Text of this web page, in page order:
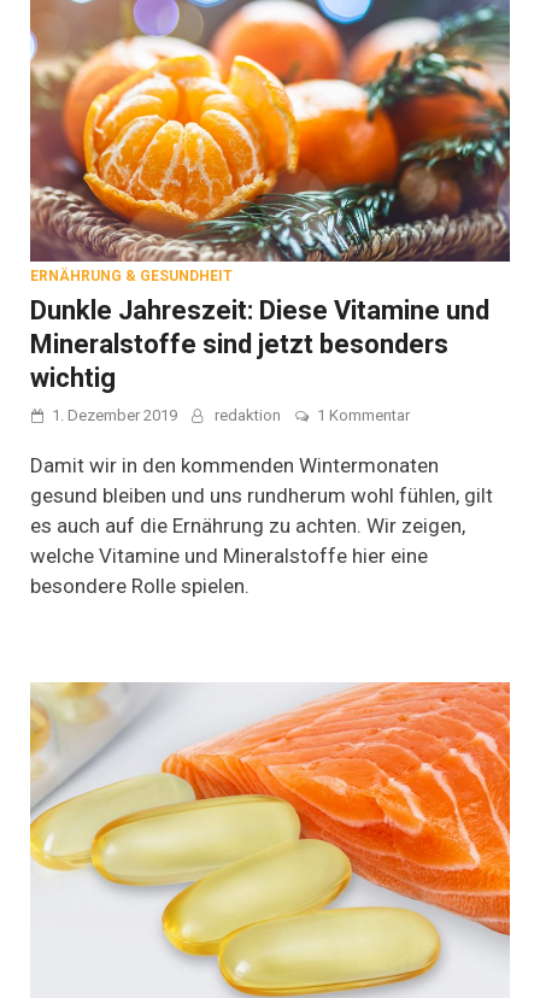
ERNÄHRUNG & GESUNDHEIT
Dunkle Jahreszeit: Diese Vitamine und
Mineralstoffe sind jetzt besonders
wichtig
1. Dezember 2019 redaktion 1 Kommentarzu
Jahreszeit:
Diese
Vitamine
und
sind
Damit wir in den kommenden Wintermonaten
gesund bleiben und uns rundherum wohl fühlen, gilt
es auch auf die Ernährung zu achten. Wir zeigen,
welche Vitamine und Mineralstoffe hier eine
besondere Rolle spielen.